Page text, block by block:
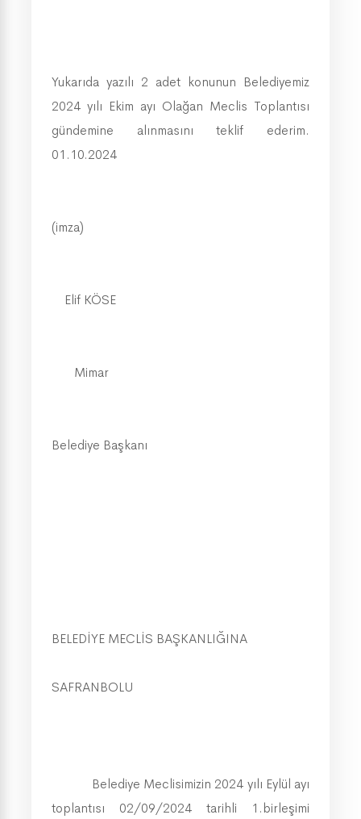
Yukarıda yazılı 2 adet konunun Belediyemiz
2024 yılı Ekim ayı Olağan Meclis Toplantısı
gündemine alınmasını teklif ederim.
01.10.2024
(imza)
Elif KÖSE
Mimar
Belediye Başkanı
BELEDİYE MECLİS BAŞKANLIĞINA
SAFRANBOLU
Belediye Meclisimizin 2024 yılı Eylül ayı
toplantısı 02/09/2024 tarihli 1.birleşimi